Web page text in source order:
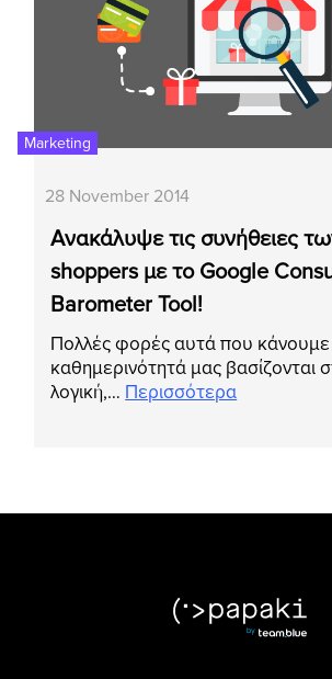
Marketing
28 November 2014
Ανακάλυψε τις συνήθειες
shoppers με το Google
Barometer Tool!
Πολλές φορές αυτά που κάνουμε
καθημερινότητά μας βασίζονται
λογική,… Περισσότερα